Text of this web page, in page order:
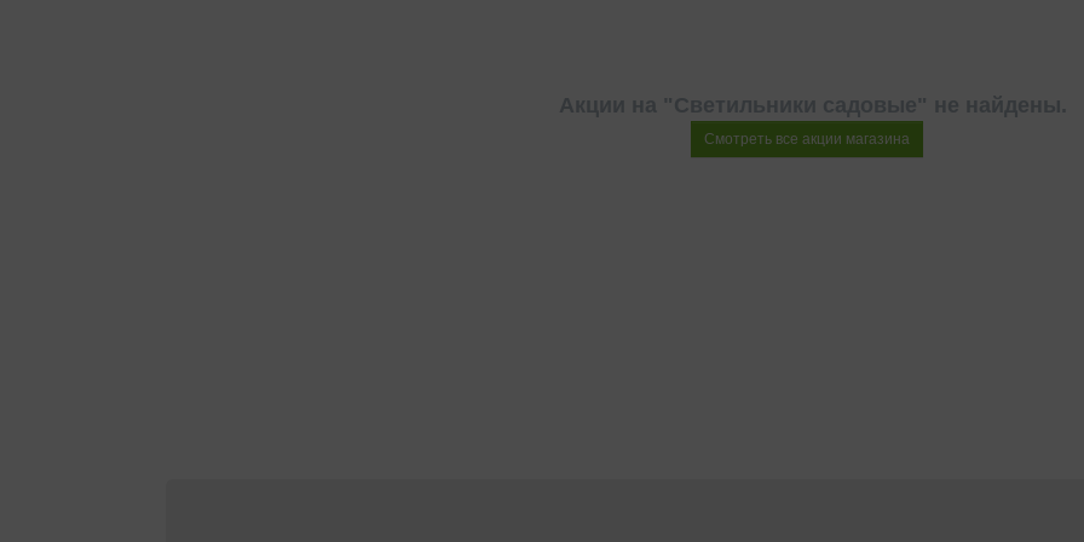
Акции на "Светильники садовые" не найдены.
Смотреть все акции магазина